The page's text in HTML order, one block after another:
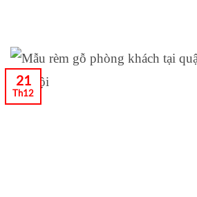
21
Th12